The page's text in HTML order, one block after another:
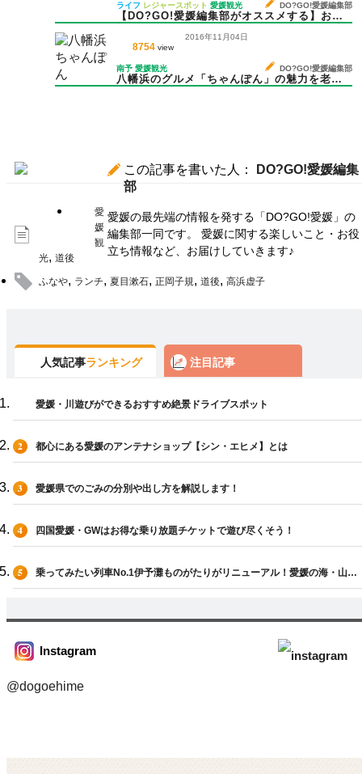
【DO?GO!愛媛編集部がオススメする】お子
更新＊
ライフ レジャースポット 愛媛観光 DO?GO!愛媛編集部
8754 view
2016年11月04日
八幡浜のグルメ「ちゃんぽん」の魅力を老舗
南予 愛媛観光 DO?GO!愛媛編集部
この記事を書いた人：
DO?GO!愛媛編集
部
愛媛の最先端の情報を発する「DO?GO!愛媛」の
編集部一同です。 愛媛に関する楽しいこと・お役
立ち情報など、お届けしていきます♪
愛
媛
観
光, 道後
ふなや, ランチ, 夏目漱石, 正岡子規, 道後, 高浜虚子
人気記事ランキング
愛媛・川遊びができるおすすめ絶景ドライブスポット
都心にある愛媛のアンテナショップ【シン・エヒメ】とは
愛媛県でのごみの分別や出し方を解説します！
四国愛媛・GWはお得な乗り放題チケットで遊び尽くそう！
乗ってみたい列車No.1伊予灘ものがたりがリニューアル！愛媛の海・山全
てを一人じめ
注目記事
Instagram
@dogoehime